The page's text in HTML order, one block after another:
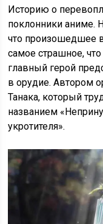
Историю о
поклонники аниме.
что произошедшее
самое страшное,
главный герой
в орудие. Автором
Танака, который
названием
укротителя».